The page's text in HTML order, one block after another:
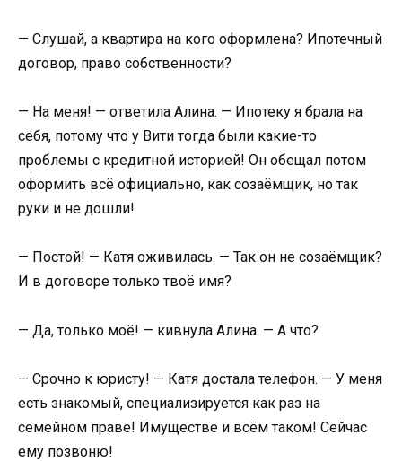
— Слушай, а квартира на кого оформлена? Ипотечный
договор, право собственности?
— На меня! — ответила Алина. — Ипотеку я брала на
себя, потому что у Вити тогда были какие-то
проблемы с кредитной историей! Он обещал потом
оформить всё официально, как созаёмщик, но так
руки и не дошли!
— Постой! — Катя оживилась. — Так он не созаёмщик?
И в договоре только твоё имя?
— Да, только моё! — кивнула Алина. — А что?
— Срочно к юристу! — Катя достала телефон. — У меня
есть знакомый, специализируется как раз на
семейном праве! Имуществе и всём таком! Сейчас
ему позвоню!